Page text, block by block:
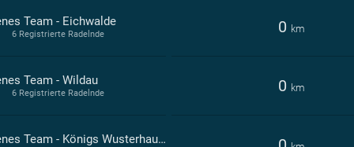
Team - Eichwalde 0 km
6 Registrierte Radelnde
Team - Wildau 0 km
6 Registrierte Radelnde
Offenes Team - Königs Wusterhausen